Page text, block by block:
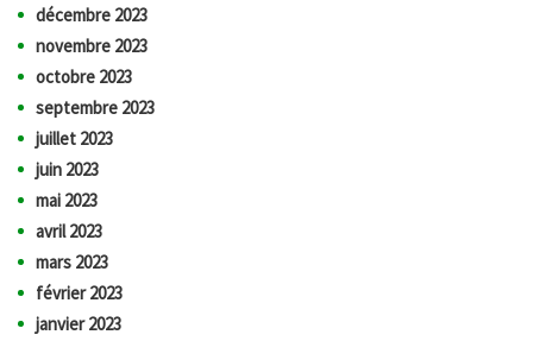
décembre 2023
novembre 2023
octobre 2023
septembre 2023
juillet 2023
juin 2023
mai 2023
avril 2023
mars 2023
février 2023
janvier 2023